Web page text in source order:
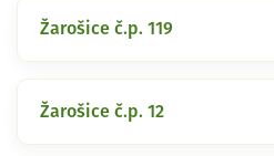
Žarošice č.p. 119
Žarošice č.p. 12